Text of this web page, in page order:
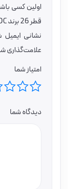
اولین کسی
قطر 26 برند EDC”
نشانی
علامت‌گذاری
امتیاز شما
دیدگاه شما